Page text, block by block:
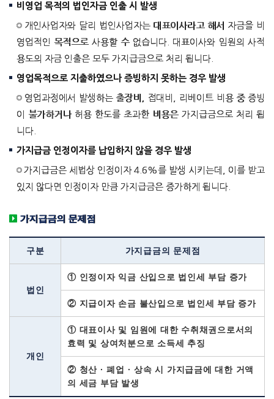
비영업 목적의 법인자금 인출 시 발생
개인사업자와 달리 법인사업자는 대표이사라고 해서 자금을 비
영업적인 목적으로 사용할 수 없습니다. 대표이사와 임원의 사적
용도의 자금 인출은 모두 가지급금으로 처리 됩니다.
영업목적으로 지출하였으나 증빙하지 못하는 경우 발생
영업과정에서 발생하는 출장비, 접대비, 리베이트 비용 중 증빙
이 불가하거나 허용 한도를 초과한 비용은 가지급금으로 처리 됩
니다.
가지급금 인정이자를 납입하지 않을 경우 발생
가지급금은 세법상 인정이자 4.6%를 발생 시키는데, 이를 받고
있지 않다면 인정이자 만큼 가지급금은 증가하게 됩니다.
가지급금의 문제점
구분 가지급금의 문제점
법인
① 인정이자 익금 산입으로 법인세 부담 증가
② 지급이자 손금 불산입으로 법인세 부담 증가
개인
① 대표이사 및 임원에 대한 수취채권으로서의
효력 및 상여처분으로 소득세 추징
② 청산 · 폐업 · 상속 시 가지급금에 대한 거액
의 세금 부담 발생